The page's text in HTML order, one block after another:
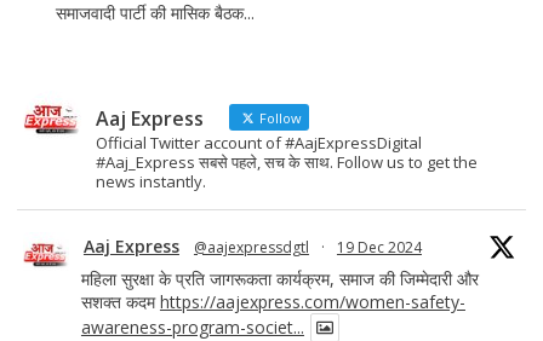
समाजवादी पार्टी की मासिक बैठक...
Aaj Express Follow
Official Twitter account of #AajExpressDigital
#Aaj_Express सबसे पहले, सच के साथ. Follow us to get the
news instantly.
Aaj Express @aajexpressdgtl · 19 Dec 2024
महिला सुरक्षा के प्रति जागरूकता कार्यक्रम, समाज की जिम्मेदारी और
सशक्त कदमhttps://aajexpress.com/women-safety-
awareness-program-societ...